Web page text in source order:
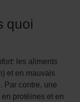
quoi
: les aliments
et en mauvais
Par contre, une
protéines et en